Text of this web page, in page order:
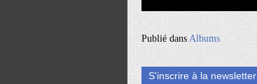
Publié dans Albums
S'inscrire à la newsletter